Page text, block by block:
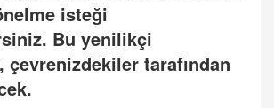
isteği
Bu yenilikçi
çevrenizdekiler tarafından